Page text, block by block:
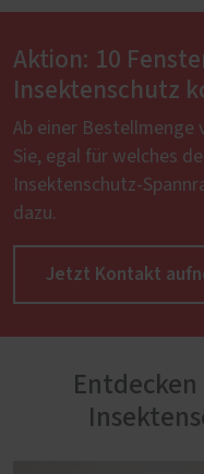
Aktion: 10
Insektenschutz
Ab einer Bestellmenge
Sie, egal für welches
Insektenschutz-
dazu.
Jetzt Kontakt